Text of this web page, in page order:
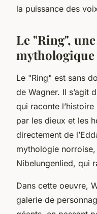
la puissance des
Le "Ring",
Le "Ring" est sans
de Wagner. Il s’agit
qui raconte
par les dieux et les
directement de
mythologie
Nibelungenlied, qui
Dans cette oeuvre,
galerie de